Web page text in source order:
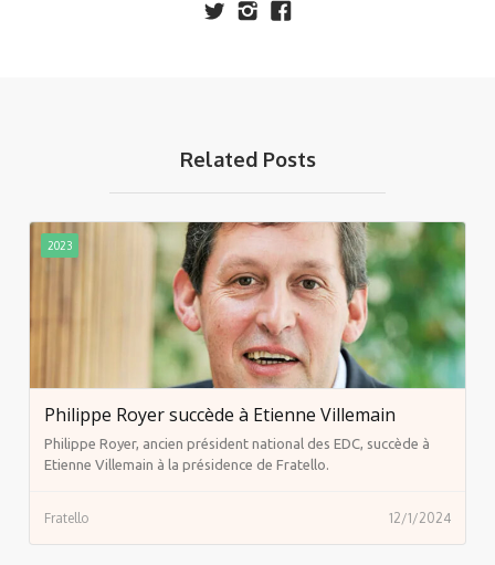
Related Posts
2023
Philippe Royer succède à Etienne Villemain
Philippe Royer, ancien président national des EDC, succède à
Etienne Villemain à la présidence de Fratello.
Fratello 12/1/2024